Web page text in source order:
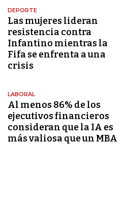
DEPORTE
Las mujeres lideran
resistencia contra
Infantino mientras la
Fifa se enfrenta a una
crisis
LABORAL
Al menos 86% de los
ejecutivos financieros
consideran que la IA es
más valiosa que un MBA